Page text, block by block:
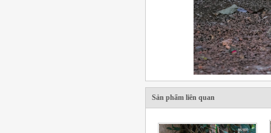
Sản phẩm liên quan